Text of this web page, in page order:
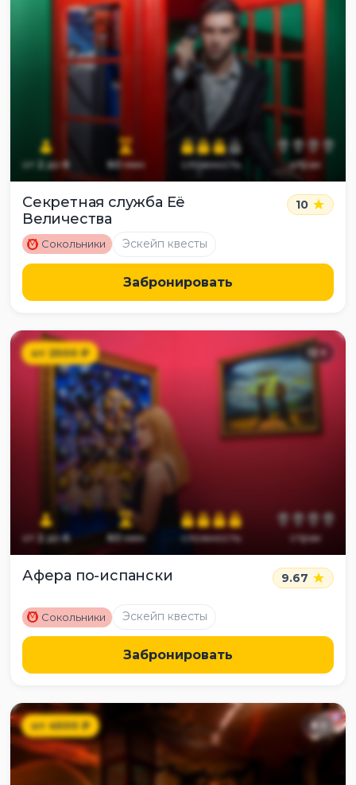
от 2до6 60мин сложность страх
Секретная служба Её
Величества
10
M Сокольники Эскейп квесты
Забронировать
от 2500₽ 12 +
от 2до6 60мин сложность страх
Афера по-испански 9.67
M Сокольники Эскейп квесты
Забронировать
от4500₽ 8+